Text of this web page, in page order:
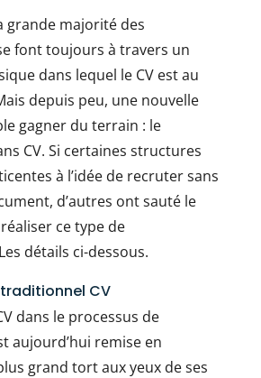
grande majorité des
font toujours à travers un
dans lequel le CV est au
depuis peu, une nouvelle
gagner du terrain : le
CV. Si certaines structures
à l’idée de recruter sans
d’autres ont sauté le
ce type de
détails ci-dessous.
CV
dans le processus de
aujourd’hui remise en
grand tort aux yeux de ses